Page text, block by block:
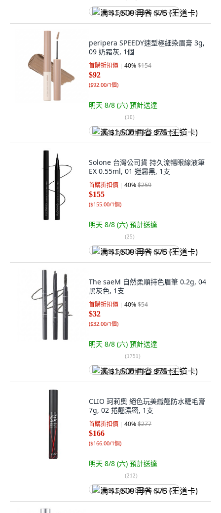
满 $1,500 再省 $75 (王道卡)
peripera SPEEDY速型極細染眉膏 3g,
09 奶霜灰, 1個
首購折扣價 40%$154
$92
($92.00/1個)
明天 8/8 (六) 預計送達
(10)
满 $1,500 再省 $75 (王道卡)
Solone 台灣公司貨 持久流暢眼線液筆
EX 0.55ml, 01 迷霧黑, 1支
首購折扣價 40%$259
$155
($155.00/1個)
明天 8/8 (六) 預計送達
(25)
满 $1,500 再省 $75 (王道卡)
The saeM 自然柔順持色眉筆 0.2g, 04
黑灰色, 1支
首購折扣價 40%$54
$32
($32.00/1個)
明天 8/8 (六) 預計送達
(1751)
满 $1,500 再省 $75 (王道卡)
CLIO 珂莉奧 絕色玩美纖翹防水睫毛膏
7g, 02 捲翹濃密, 1支
首購折扣價 40%$277
$166
($166.00/1個)
明天 8/8 (六) 預計送達
(212)
满 $1,500 再省 $75 (王道卡)